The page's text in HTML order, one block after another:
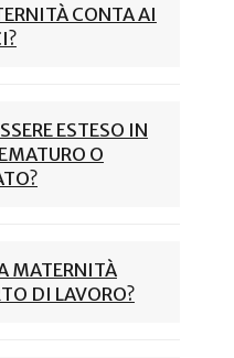
CONTA AI
ESTESO IN
O
MATERNITÀ
DI LAVORO?